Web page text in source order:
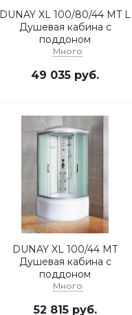
DUNAY XL 100/80/44 MT L
Душевая кабина с
поддоном
Много
49 035 руб.
DUNAY XL 100/44 MT
Душевая кабина с
поддоном
Много
52 815руб.